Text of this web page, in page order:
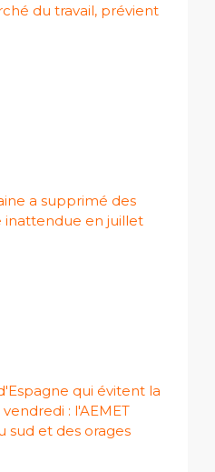
du travail, prévient
a supprimé des
inattendue en juillet
qui évitent la
: l'AEMET
sud et des orages